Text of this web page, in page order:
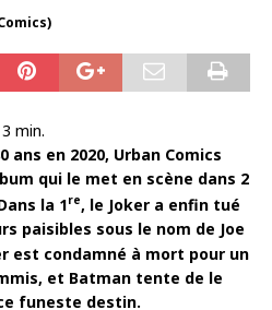
3 min.
ans en 2020, Urban Comics
qui le met en scène dans 2
la 1re, le Joker a enfin tué
paisibles sous le nom de Joe
est condamné à mort pour un
et Batman tente de le
funeste destin.